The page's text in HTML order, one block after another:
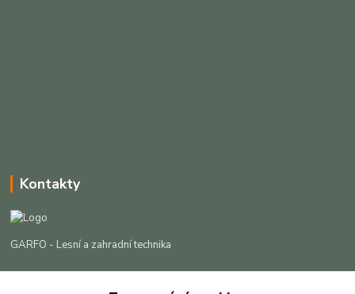
Kontakty
GARFO - Lesní a zahradní technika